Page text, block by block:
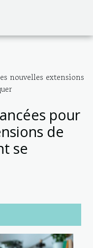
nouvelles extensions
pour
de
se